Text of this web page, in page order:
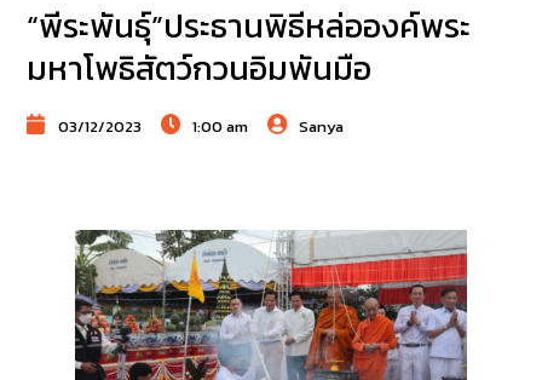
“พีระพันธุ์”ประธานพิธีหล่อองค์พระ
มหาโพธิสัตว์กวนอิมพันมือ
03/12/2023 1:00 am Sanya